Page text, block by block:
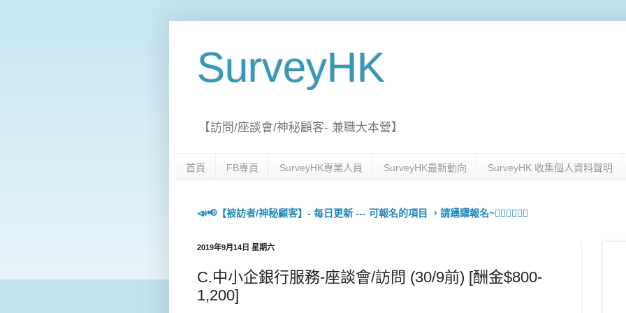
SurveyHK
【訪問/座談會/神秘顧客- 兼職大本營】
首頁 FB專頁 SurveyHK專業人員 SurveyHK最新動向 SurveyHK 收集個人資料聲明
📣📢【被訪者/神秘顧客】- 每日更新 --- 可報名的項目 ，請踴躍報名~🙋🏻‍♀️💇🏻‍♀️
2019年9月14日 星期六
C.中小企銀行服務-座談會/訪問 (30/9前) [酬金$800-
1,200]